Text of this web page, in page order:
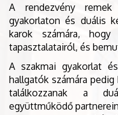
A rendezvény
gyakorlaton és duális
karok számára,
tapasztalatairól, és
A szakmai gyakorlat
hallgatók számára
találkozzanak a
együttműködő